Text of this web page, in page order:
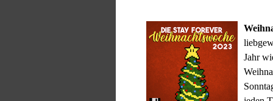
Jahr